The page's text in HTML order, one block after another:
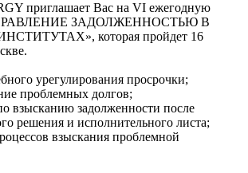
приглашает Вас на VI ежегодную
ЗАДОЛЖЕННОСТЬЮ В
которая пройдет 16
урегулирования просрочки;
проблемных долгов;
взысканию задолженности после
решения и исполнительного листа;
взыскания проблемной